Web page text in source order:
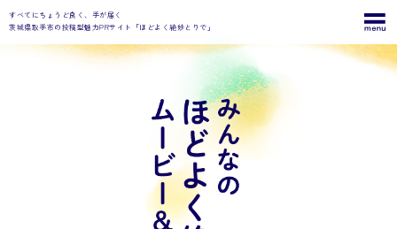
すべてにちょうど良く、手が届く
茨城県取手市の投稿型魅力PRサイト「ほどよく絶妙とりで」